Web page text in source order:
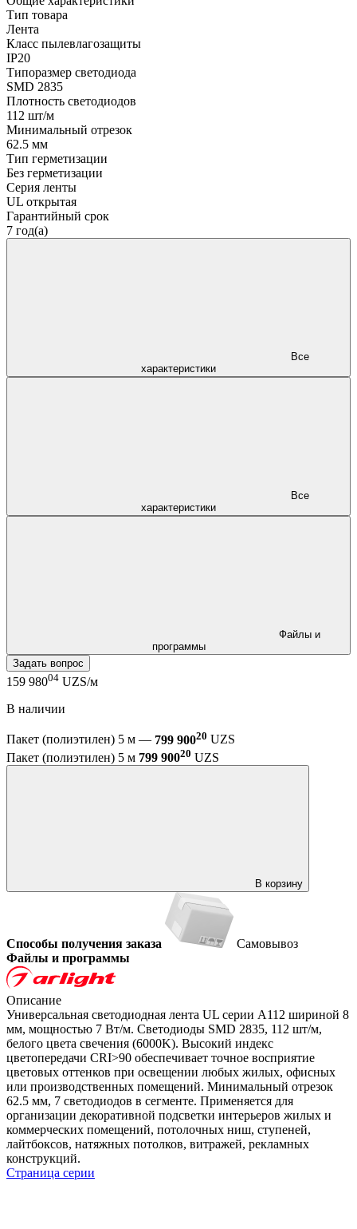
Тип товара
Лента
Класс пылевлагозащиты
IP20
Типоразмер светодиода
SMD 2835
Плотность светодиодов
112 шт/м
Минимальный отрезок
62.5 мм
Тип герметизации
Без герметизации
Серия ленты
UL открытая
Гарантийный срок
7 год(а)
характеристики
характеристики
программы
Задать вопрос
159 98004 UZS/м
В наличии
Пакет (полиэтилен) 5 м — 799 90020 UZS
Пакет (полиэтилен) 5 м 799 90020 UZS
В корзину
Способы получения заказа
Самовывоз
Файлы и программы
Описание
Универсальная светодиодная лента UL серии A112 шириной 8
мм, мощностью 7 Вт/м. Светодиоды SMD 2835, 112 шт/м,
белого цвета свечения (6000K). Высокий индекс
цветопередачи CRI>90 обеспечивает точное восприятие
цветовых оттенков при освещении любых жилых, офисных
или производственных помещений. Минимальный отрезок
62.5 мм, 7 светодиодов в сегменте. Применяется для
организации декоративной подсветки интерьеров жилых и
коммерческих помещений, потолочных ниш, ступеней,
лайтбоксов, натяжных потолков, витражей, рекламных
конструкций.
Страница серии